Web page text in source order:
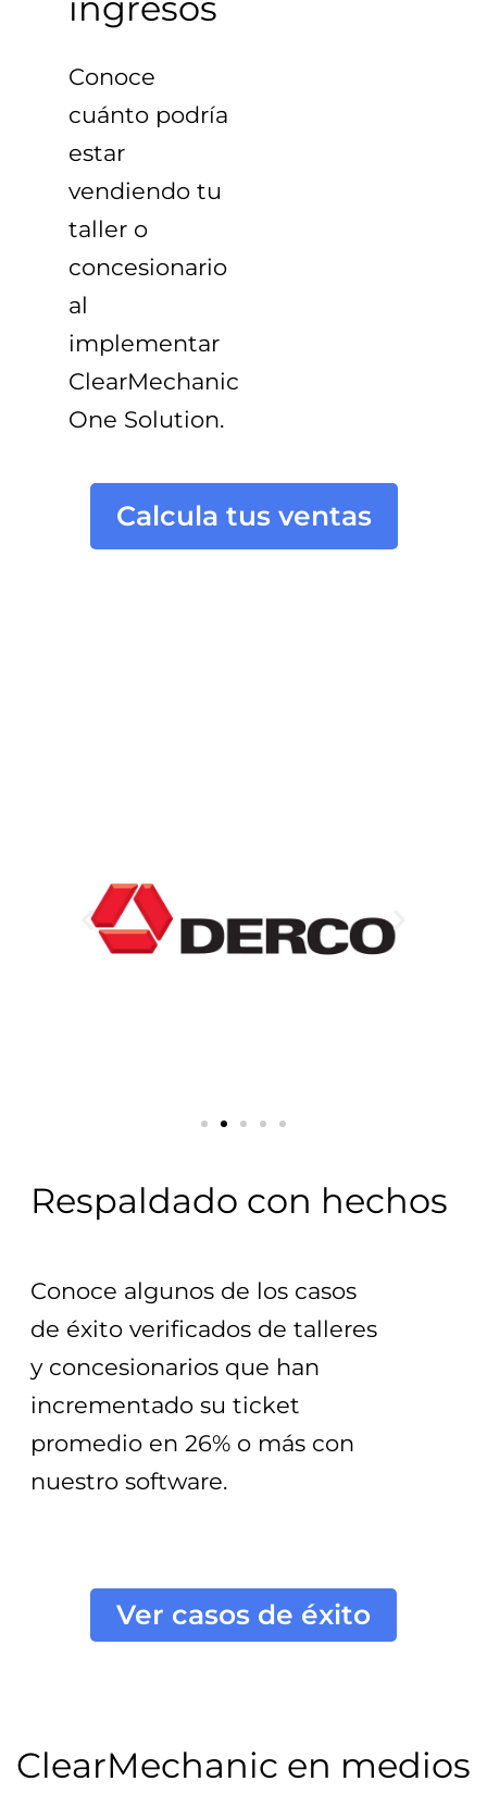
Conoce
cuánto podría
estar
vendiendo tu
taller o
concesionario
al
implementar
ClearMechanic
One Solution.
Calcula tus ventas
Respaldado con hechos
Conoce algunos de los casos
de éxito verificados de talleres
y concesionarios que han
incrementado su ticket
promedio en 26% o más con
nuestro software.
Ver casos de éxito
ClearMechanic en medios